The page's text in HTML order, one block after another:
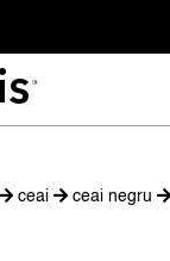
ceai ceai negru